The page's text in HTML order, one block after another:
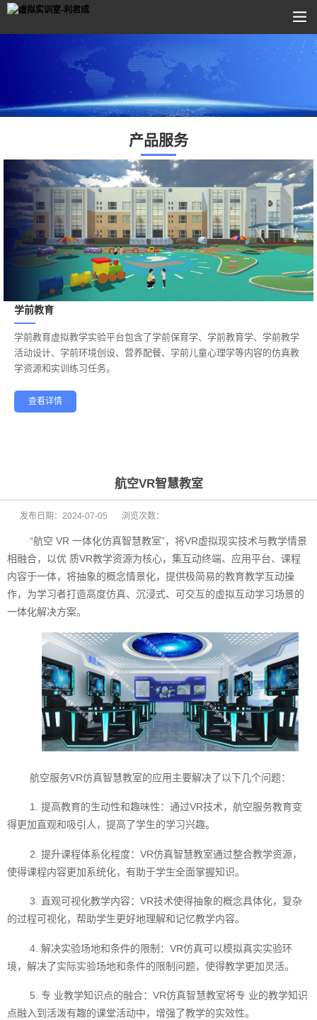
产品服务
学前教育
——
学前教育虚拟教学实验平台包含了学前保育学、学前教育学、学前教学
活动设计、学前环境创设、营养配餐、学前儿童心理学等内容的仿真教
学资源和实训练习任务。
查看详情
航空VR智慧教室
发布日期： 2024-07-05 浏览次数：
“航空 VR 一体化仿真智慧教室”，将VR虚拟现实技术与教学情景
相融合，以优 质VR教学资源为核心，集互动终端、应用平台、课程
内容于一体，将抽象的概念情景化，提供极简易的教育教学互动操
作，为学习者打造高度仿真、沉浸式、可交互的虚拟互动学习场景的
一体化解决方案。
航空服务VR仿真智慧教室的应用主要解决了以下几个问题：
1. 提高教育的生动性和趣味性：通过VR技术，航空服务教育变
得更加直观和吸引人，提高了学生的学习兴趣。
2. 提升课程体系化程度：VR仿真智慧教室通过整合教学资源，
使得课程内容更加系统化，有助于学生全面掌握知识。
3. 直观可视化教学内容：VR技术使得抽象的概念具体化，复杂
的过程可视化，帮助学生更好地理解和记忆教学内容。
4. 解决实验场地和条件的限制：VR仿真可以模拟真实实验环
境，解决了实际实验场地和条件的限制问题，使得教学更加灵活。
5. 专 业教学知识点的融合：VR仿真智慧教室将专 业的教学知识
点融入到活泼有趣的课堂活动中，增强了教学的实效性。